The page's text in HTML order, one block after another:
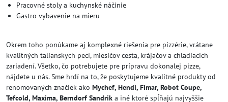
Pracovné stoly a kuchynské náčinie
Gastro vybavenie na mieru
Okrem toho ponúkame aj komplexné riešenia pre pizzérie, vrátane
kvalitných talianskych pecí, miesičov cesta, krájačov a chladiacich
zariadení. Všetko, čo potrebujete pre prípravu dokonalej pizze,
nájdete u nás. Sme hrdí na to, že poskytujeme kvalitné produkty od
renomovaných značiek ako Mychef, Hendi, Fimar, Robot Coupe,
Tefcold, Maxima, Berndorf Sandrik a iné ktoré spĺňajú najvyššie